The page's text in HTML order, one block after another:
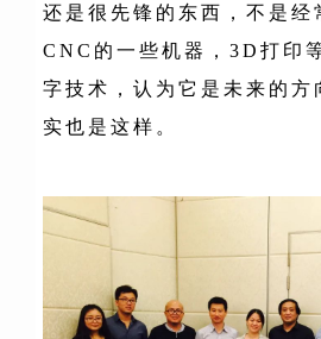
还是很先锋的东西，不是经
CNC的一些机器，3D打印
字技术，认为它是未来的方
实也是这样。